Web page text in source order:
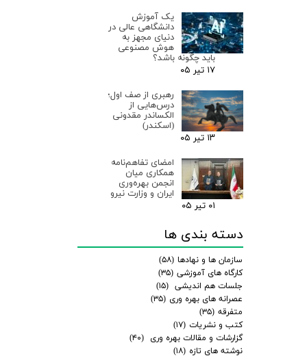
یک آموزش
دانشگاهی عالی در
دنیای مجهز به
هوش مصنوعی
باید چگونه باشد؟
۱۷ تیر ۰۵
رهبری از صف اول؛
درس‌هایی از
الکساندر مقدونی
(اسکندر)
۱۳ تیر ۰۵
امضای تفاهم‌نامه
همکاری میان
انجمن بهره‌وری
ایران و وزارت نیرو
۰۱ تیر ۰۵
دسته بندی ها
سازمان ها و نهادها (۵۸)
کارگاه های آموزشی (۳۵)
جلسات هم اندیشی (۱۵)
عصرانه های بهره وری (۳۵)
متفرقه (۳۵)
کتب و نشریات (۱۷)
گزارشات و مقالات بهره وری
(۴۰)
نوشته های تازه (۱۸)